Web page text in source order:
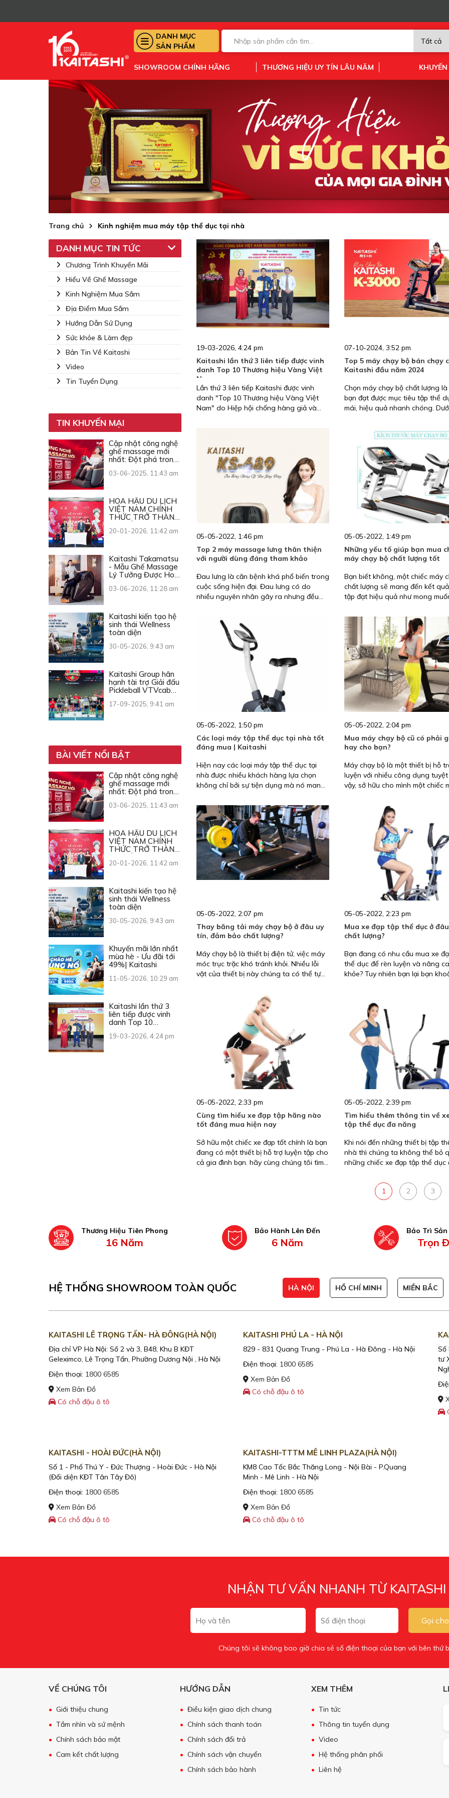
DANH MỤC
SẢN PHẨM
SHOWROOM CHÍNH HÃNG THƯƠNG HIỆU UY TÍN LÂU NĂM
Trang chủ Kinh nghiệm mua máy tập thể dục tại nhà
DANH MỤC TIN TỨC
Chương Trình Khuyến Mãi
Hiểu Về Ghế Massage
Kinh Nghiệm Mua Sắm
Địa Điểm Mua Sắm
Hướng Dẫn Sử Dụng
Sức khỏe & Làm đẹp
Bản Tin Về Kaitashi
Video
Tin Tuyển Dụng
TIN KHUYẾN MẠI
Cập nhật công nghệ
ghế massage mới
nhất: Đột phá trong
03-06-2025, 11:43 am
HOA HẬU DU LỊCH
VIỆT NAM CHÍNH
THỨC TRỞ THÀNH
HIỆU KAITASHI
20-01-2026, 11:42 am
Kaitashi Takamatsu
- Mẫu Ghế Massage
Lý Tưởng Được Hoa
Nam 2026 Lựa Chọn
03-06-2026, 11:28 am
Kaitashi kiến tạo hệ
sinh thái Wellness
toàn diện
30-05-2026, 9:43 am
Kaitashi Group hân
hạnh tài trợ Giải đấu
Pickleball VTVcab
17-09-2025, 9:41 am
BÀI VIẾT NỔI BẬT
Cập nhật công nghệ
ghế massage mới
nhất: Đột phá trong
03-06-2025, 11:43 am
HOA HẬU DU LỊCH
VIỆT NAM CHÍNH
THỨC TRỞ THÀNH
HIỆU KAITASHI
20-01-2026, 11:42 am
Kaitashi kiến tạo hệ
sinh thái Wellness
toàn diện
30-05-2026, 9:43 am
Khuyến mãi lớn nhất
mùa hè - Ưu đãi tới
49%| Kaitashi
11-05-2026, 10:29 am
Kaitashi lần thứ 3
liên tiếp được vinh
danh Top 10
Việt Nam
19-03-2026, 4:24 pm
19-03-2026, 4:24 pm
Kaitashi lần thứ 3 liên tiếp được vinh
danh Top 10 Thương hiệu Vàng Việt
Nam
Lần thứ 3 liên tiếp Kaitashi được vinh
danh "Top 10 Thương hiệu Vàng Việt
Nam" do Hiệp hội chống hàng giả và
07-10-2024, 3:52 pm
Top 5 máy chạy bộ bán chạy
Kaitashi đầu năm 2024
Chọn máy chạy bộ chất lượng
bạn đạt được mục tiêu tập thể
mái, hiệu quả nhanh chóng.
cao để bạn tham khảo
05-05-2022, 1:46 pm
Top 2 máy massage lưng thân thiện
với người dùng đáng tham khảo
Đau lưng là căn bệnh khá phổ biến trong
cuộc sống hiện đại. Đau lưng có do
nhiều nguyên nhân gây ra nhưng đều
máy massage lưng để giảm các cơn đau
nhức lưng. Nếu bạn cũng đang quan tâm
máy massage lưng loại nào tốt thì đừng
bỏ qua bài viết dưới đây nhé.
05-05-2022, 1:49 pm
Những yếu tố giúp bạn mua
máy chạy bộ chất lượng tốt
Bạn biết không, một chiếc máy
chất lượng sẽ mang đến kết
tập đạt hiệu quả như mong
số nào để có thể lựa chọn một
chạy bộ đạt chất lượng tốt? Hãy
Katashi tìm hiểu các thông số,
máy chạy bộ ngay trong bài
đây nhé.
05-05-2022, 1:50 pm
Các loại máy tập thể dục tại nhà tốt
đáng mua | Kaitashi
Hiện nay các loại máy tập thể dục tại
nhà được nhiều khách hàng lựa chọn
không chỉ bởi sự tiện dụng mà nó mang
cùng Kaitashi tìm hiểu về sản phẩm máy
tập tại nhà trong bài viết dưới đây.
05-05-2022, 2:04 pm
Mua máy chạy bộ cũ có phải
hay cho bạn?
Máy chạy bộ là một thiết bị hỗ
luyện với nhiều công dụng tuyệt
vậy, sở hữu cho mình một chiếc
không phải ai cũng có điều kiện
cho mình một chiếc máy chạy bộ
giải pháp đặt ra là tìm đến
máy chạy bộ cũ đã qua sử dụng.
đây có thực sự là giải pháp hay,
khám phá trong bài viết dưới
05-05-2022, 2:07 pm
Thay băng tải máy chạy bộ ở đâu uy
tín, đảm bảo chất lượng?
Máy chạy bộ là thiết bị điện tử, việc máy
móc trục trặc khó tránh khỏi. Nhiều lỗi
vặt của thiết bị này chúng ta có thể tự
nhưng khi băng tải bị hỏng thì việc nhờ
đến một cơ sở uy tín, nơi có đội ngũ có
chuyên môn kỹ thuật cao giúp là điều rất
cần thiết. Bởi vậy không ít người thắc
mắc:” Thay băng tải máy chạy bộ ở đâu
uy tín, đảm bảo chất lượng?”. Hãy cùng
chúng khám phá ở bài viết này.
05-05-2022, 2:23 pm
Mua xe đạp tập thể dục ở
chất lượng?
Bạn đang có nhu cầu mua xe
thể dục để rèn luyện và nâng
khỏe? Tuy nhiên bạn lại bạn
bài viết dưới đây để có thể yên
chọn cơ sở uy tín và lựa chọn
đạp tập phù hợp nhất nhé!
05-05-2022, 2:33 pm
Cùng tìm hiểu xe đạp tập hãng nào
tốt đáng mua hiện nay
Sở hữu một chiếc xe đạp tốt chính là bạn
đang có một thiết bị hỗ trợ luyện tập cho
cả gia đình bạn. hãy cùng chúng tôi tìm
05-05-2022, 2:39 pm
Tìm hiểu thêm thông tin về
tập thể dục đa năng
Khi nói đến những thiết bị tập
nhà thì chúng ta không thể bỏ
những chiếc xe đạp tập thể dục
sử dụng, hiệu quả cao với
đa dạng tích hợp và giá thành
phải chăng, những chiếc xe đạp
tới thói quen vận động sức khỏe
đình. Hãy cùng bài viết này
những mẫu xe đạp tập thể dục
1 2 3
Thương Hiệu Tiên Phong
16 Năm
Bảo Hành Lên Đến
6 Năm
Bảo Trì Sản
Trọn
HỆ THỐNG SHOWROOM TOÀN QUỐC HÀ NỘI HỒ CHÍ MINH MIỀN BẮC
KAITASHI LÊ TRỌNG TẤN- HÀ ĐÔNG(HÀ NỘI)
Địa chỉ VP Hà Nội: Số 2 và 3, B48, Khu B KĐT
Geleximco, Lê Trọng Tấn, Phường Dương Nội , Hà Nội
Điện thoại: 1800 6585
Xem Bản Đồ
Có chỗ đậu ô tô
KAITASHI PHÚ LA - HÀ NỘI
829 - 831 Quang Trung - Phú La - Hà Đông - Hà Nội
Điện thoại: 1800 6585
Xem Bản Đồ
Có chỗ đậu ô tô
Số
tư
KAITASHI - HOÀI ĐỨC(HÀ NỘI)
Số 1 - Phố Thú Y - Đức Thượng - Hoài Đức - Hà Nội
(Đối diện KĐT Tân Tây Đô)
Điện thoại: 1800 6585
Xem Bản Đồ
Có chỗ đậu ô tô
KAITASHI-TTTM MÊ LINH PLAZA(HÀ NỘI)
KM8 Cao Tốc Bắc Thăng Long - Nội Bài - P.Quang
Minh - Mê Linh - Hà Nội
Điện thoại: 1800 6585
Xem Bản Đồ
Có chỗ đậu ô tô
NHẬN TƯ VẤN NHANH TỪ KAITASHI
Gọi
Chúng tôi sẽ không bao giờ chia sẻ số điện thoại của bạn với bên thứ
VỀ CHÚNG TÔI
Giới thiệu chung
Tầm nhìn và sứ mệnh
Chính sách bảo mật
Cam kết chất lượng
HƯỚNG DẪN
Điều kiện giao dịch chung
Chính sách thanh toán
Chính sách đổi trả
Chính sách vận chuyển
Chính sách bảo hành
XEM THÊM
Tin tức
Thông tin tuyển dụng
Video
Hệ thống phân phối
Liên hệ